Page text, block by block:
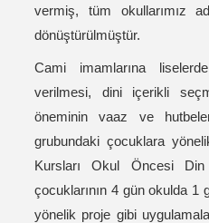
vermiş, tüm okullarımız
dönüştürülmüştür.
Cami imamlarına
verilmesi, dini içerikli
öneminin vaaz ve
grubundaki çocuklara
Kursları Okul Öncesi
çocuklarının 4 gün okulda 1
yönelik proje gibi